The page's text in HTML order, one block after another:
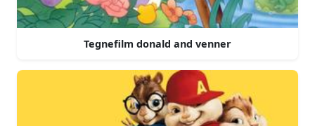
Tegnefilm donald and venner